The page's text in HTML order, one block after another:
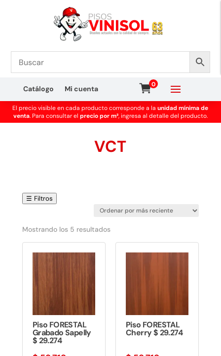
Catálogo Mi cuenta
0
El precio visible en cada producto corresponde a launidad mínima de
venta. Para consultar el precio por m², ingresa al detalle del producto.
VCT
☰ Filtros
Mostrando los 5 resultadosOrdenado
por
Piso FORESTAL
Grabado Sapelly
$ 29.274
Piso FORESTAL
Cherry $ 29.274